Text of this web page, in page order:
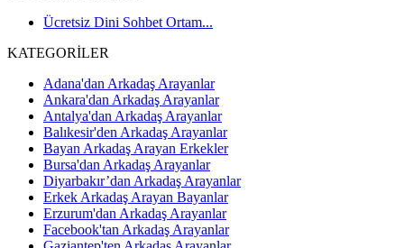
Ücretsiz Dini Sohbet Ortam...
KATEGORİLER
Adana'dan Arkadaş Arayanlar
Ankara'dan Arkadaş Arayanlar
Antalya'dan Arkadaş Arayanlar
Balıkesir'den Arkadaş Arayanlar
Bayan Arkadaş Arayan Erkekler
Bursa'dan Arkadaş Arayanlar
Diyarbakır’dan Arkadaş Arayanlar
Erkek Arkadaş Arayan Bayanlar
Erzurum'dan Arkadaş Arayanlar
Facebook'tan Arkadaş Arayanlar